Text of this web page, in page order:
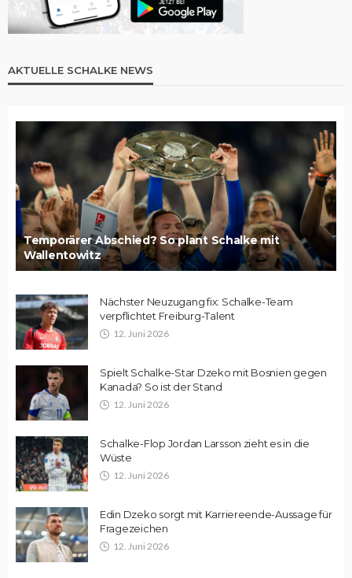
AKTUELLE SCHALKE NEWS
Temporärer Abschied? So plant Schalke mit
Wallentowitz
Nächster Neuzugang fix: Schalke-Team
verpflichtet Freiburg-Talent
12. Juni 2026
Spielt Schalke-Star Dzeko mit Bosnien gegen
Kanada? So ist der Stand
12. Juni 2026
Schalke-Flop Jordan Larsson zieht es in die
Wüste
12. Juni 2026
Edin Dzeko sorgt mit Karriereende-Aussage für
Fragezeichen
12. Juni 2026